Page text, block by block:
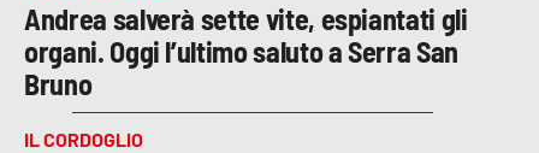
Andrea salverà sette vite, espiantati gli
organi. Oggi l’ultimo saluto a Serra San
Bruno
IL CORDOGLIO